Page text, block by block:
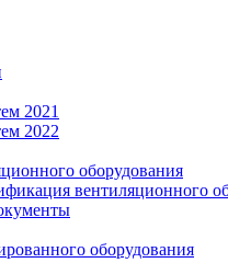
2021
2022
оборудования
вентиляционного
оборудования